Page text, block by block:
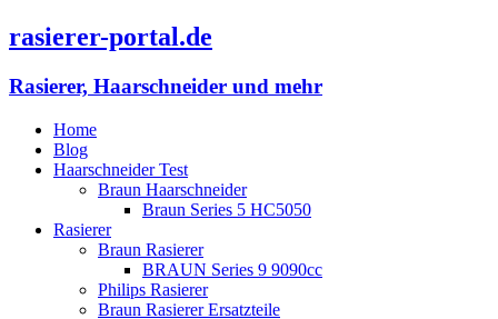
rasierer-portal.de
Rasierer, Haarschneider und mehr
Home
Blog
Haarschneider Test
Braun Haarschneider
Braun Series 5 HC5050
Rasierer
Braun Rasierer
BRAUN Series 9 9090cc
Philips Rasierer
Braun Rasierer Ersatzteile